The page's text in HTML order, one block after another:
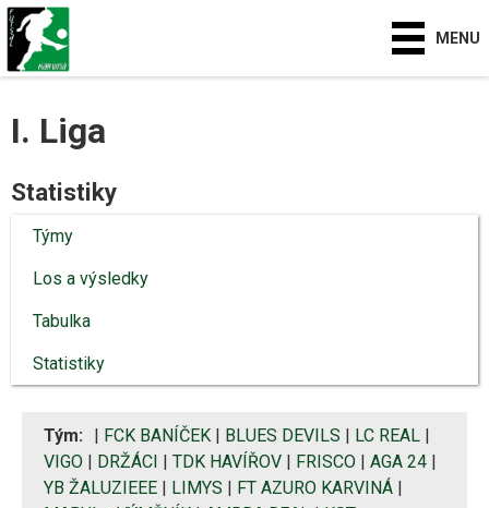
MENU
I. Liga
Statistiky
Týmy
Los a výsledky
Tabulka
Statistiky
Tým: FCK BANÍČEK BLUES DEVILS LC REAL
VIGO
DRŽÁCI TDK HAVÍŘOV FRISCO AGA 24
YB ŽALUZIEEE
LIMYS FT AZURO KARVINÁ